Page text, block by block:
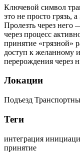
Ключевой символ
это не просто грязь, а
Пролезть через него
через процесс
принятие «грязной»
доступ к желанному
перерождения через
Локации
Подъезд
Теги
интеграция
принятие